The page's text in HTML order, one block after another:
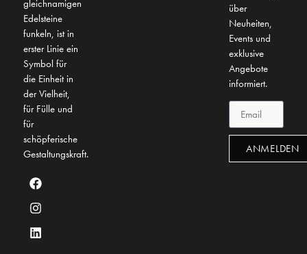
gleichnamigen
Edelsteine
funkeln, ist in
erster Linie ein
Symbol für
die Einheit in
der Vielheit,
für Fülle und
für
schöpferische
Gestaltungskraft.
über
Neuheiten,
Events und
exklusive
Angebote
informiert.
ANMELDEN